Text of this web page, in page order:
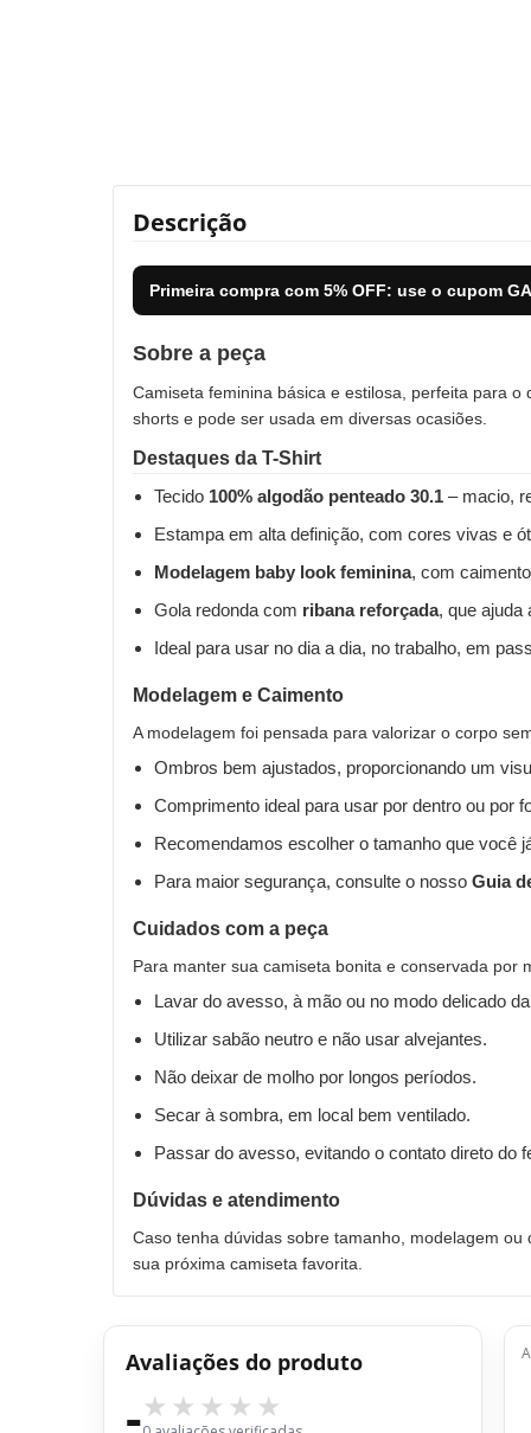
Descrição
Primeira compra com 5% OFF: use o cupom
Sobre a peça
Camiseta feminina básica e estilosa, perfeita para
shorts e pode ser usada em diversas ocasiões.
Destaques da T-Shirt
Tecido 100% algodão penteado 30.1 – macio,
Estampa em alta definição, com cores vivas e
Modelagem baby look feminina, com
Gola redonda com ribana reforçada, que ajuda
Ideal para usar no dia a dia, no trabalho, em
Modelagem e Caimento
A modelagem foi pensada para valorizar o corpo
Ombros bem ajustados, proporcionando um
Comprimento ideal para usar por dentro ou por
Recomendamos escolher o tamanho que você
Para maior segurança, consulte o nosso Guia
Cuidados com a peça
Para manter sua camiseta bonita e conservada por
Lavar do avesso, à mão ou no modo delicado
Utilizar sabão neutro e não usar alvejantes.
Não deixar de molho por longos períodos.
Secar à sombra, em local bem ventilado.
Passar do avesso, evitando o contato direto do
Dúvidas e atendimento
Caso tenha dúvidas sobre tamanho, modelagem
sua próxima camiseta favorita.
Avaliações do produto
-